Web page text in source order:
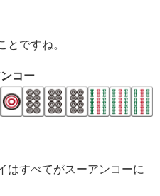
とですね。
コー
はすべてがスーアンコーに